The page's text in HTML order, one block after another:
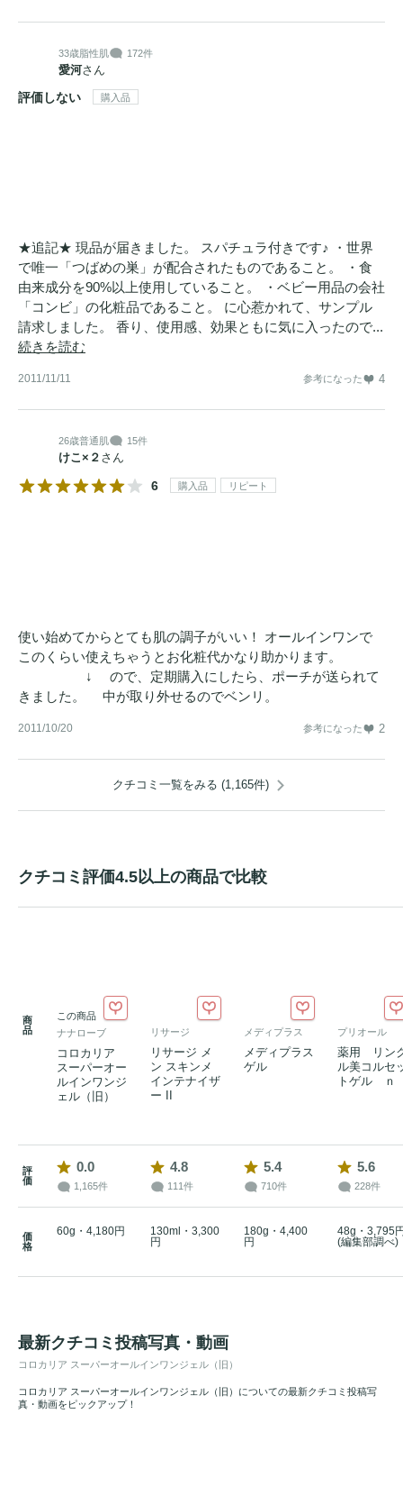
33歳脂性肌 172件
愛河さん
評価しない 購入品
★追記★ 現品が届きました。 スパチュラ付きです♪ ・世界
で唯一「つばめの巣」が配合されたものであること。 ・食
由来成分を90%以上使用していること。 ・ベビー用品の会社
「コンビ」の化粧品であること。 に心惹かれて、サンプル
請求しました。 香り、使用感、効果ともに気に入ったので...
続きを読む
2011/11/11 参考になった 4
26歳普通肌 15件
けこ×２ さん
6 購入品 リピート
使い始めてからとても肌の調子がいい！ オールインワンで
このくらい使えちゃうとお化粧代かなり助かります。
↓ ので、定期購入にしたら、ポーチが送られて
きました。 中が取り外せるのでベンリ。
2011/10/20 参考になった 2
クチコミ一覧をみる (1,165件)
クチコミ評価4.5以上の商品で比較
商
品
この商品
ナナローブ
コロカリア
スーパーオー
ルインワンジ
ェル（旧）
リサージ
リサージ メ
ン スキンメ
インテナイザ
ー II
メディプラス
メディプラス
ゲル
プリオール
薬用 リン
ル美コルセ
トゲル ｎ
評
価
0.0
1,165件
4.8
111件
5.4
710件
5.6
228件
価
格
60g・4,180円
130ml・3,300
円
180g・4,400
円
48g・3,795
(編集部調べ)
最新クチコミ投稿写真・動画
コロカリア スーパーオールインワンジェル（旧）
コロカリア スーパーオールインワンジェル（旧）についての最新クチコミ投稿写
真・動画をピックアップ！